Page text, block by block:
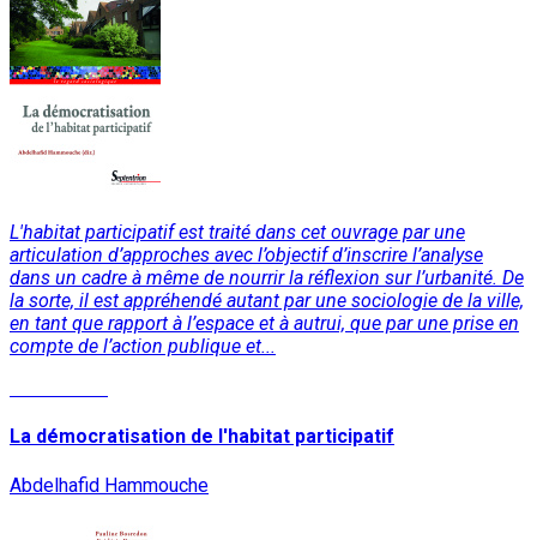
L'habitat participatif est traité dans cet ouvrage par une
articulation d’approches avec l’objectif d’inscrire l’analyse
dans un cadre à même de nourrir la réflexion sur l’urbanité. De
la sorte, il est appréhendé autant par une sociologie de la ville,
en tant que rapport à l’espace et à autrui, que par une prise en
compte de l’action publique et...
La démocratisation de l'habitat participatif
Abdelhafid Hammouche